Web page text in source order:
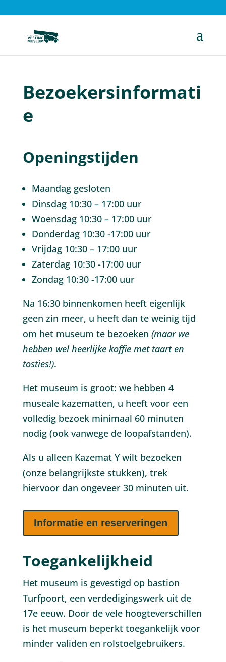
Bezoekersinformati
e
Openingstijden
Maandag gesloten
Dinsdag 10:30 – 17:00 uur
Woensdag 10:30 – 17:00 uur
Donderdag 10:30 -17:00 uur
Vrijdag 10:30 – 17:00 uur
Zaterdag 10:30 -17:00 uur
Zondag 10:30 -17:00 uur
Na 16:30 binnenkomen heeft eigenlijk
geen zin meer, u heeft dan te weinig tijd
om het museum te bezoeken (maar we
hebben wel heerlijke koffie met taart en
tosties!).
Het museum is groot: we hebben 4
museale kazematten, u heeft voor een
volledig bezoek minimaal 60 minuten
nodig (ook vanwege de loopafstanden).
Als u alleen Kazemat Y wilt bezoeken
(onze belangrijkste stukken), trek
hiervoor dan ongeveer 30 minuten uit.
Informatie en reserveringen
Toegankelijkheid
Het museum is gevestigd op bastion
Turfpoort, een verdedigingswerk uit de
17e eeuw. Door de vele hoogteverschillen
is het museum beperkt toegankelijk voor
minder validen en rolstoelgebruikers.